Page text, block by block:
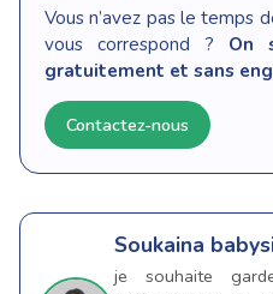
Vous n’avez pas le temps
vous correspond ? On
gratuitement et sans
Contactez-nous
Soukaina
je souhaite